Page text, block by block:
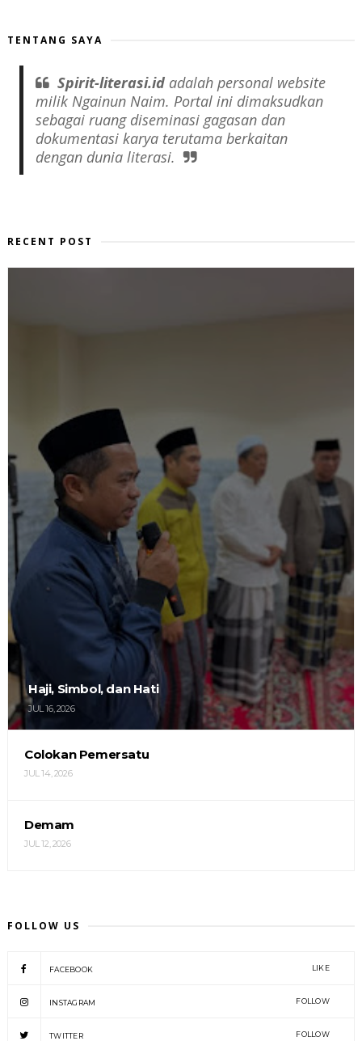
TENTANG SAYA
Spirit-literasi.idadalah personal website
milik Ngainun Naim. Portal ini dimaksudkan
sebagai ruang diseminasi gagasan dan
dokumentasi karya terutama berkaitan
dengan dunia literasi.
RECENT POST
Haji, Simbol, dan Hati
JUL 16, 2026
Colokan Pemersatu
JUL 14, 2026
Demam
JUL 12, 2026
FOLLOW US
FACEBOOK LIKE
INSTAGRAM FOLLOW
TWITTER FOLLOW